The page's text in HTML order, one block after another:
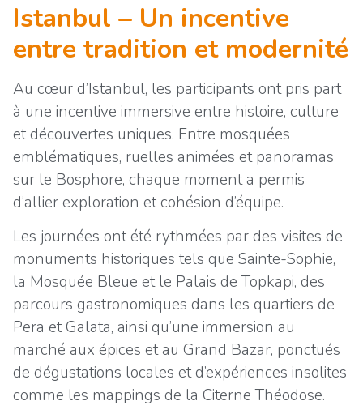
Istanbul – Un incentive
entre tradition et modernité
Au cœur d’Istanbul, les participants ont pris part
à une incentive immersive entre histoire, culture
et découvertes uniques. Entre mosquées
emblématiques, ruelles animées et panoramas
sur le Bosphore, chaque moment a permis
d’allier exploration et cohésion d’équipe.
Les journées ont été rythmées par des visites de
monuments historiques tels que Sainte-Sophie,
la Mosquée Bleue et le Palais de Topkapi, des
parcours gastronomiques dans les quartiers de
Pera et Galata, ainsi qu’une immersion au
marché aux épices et au Grand Bazar, ponctués
de dégustations locales et d’expériences insolites
comme les mappings de la Citerne Théodose.